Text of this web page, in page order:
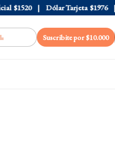
$1520 Dólar Tarjeta $1976
Suscribite por $10.000